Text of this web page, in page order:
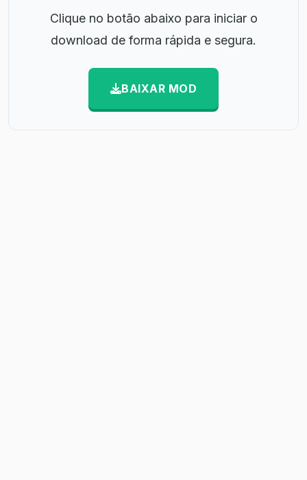
Clique no botão abaixo para iniciar o
download de forma rápida e segura.
BAIXAR MOD